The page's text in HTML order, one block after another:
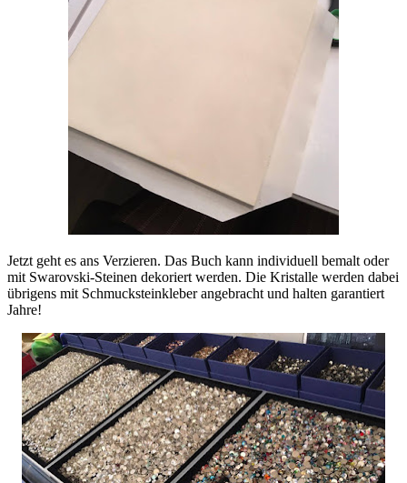
Jetzt geht es ans Verzieren. Das Buch kann individuell bemalt oder
mit Swarovski-Steinen dekoriert werden. Die Kristalle werden dabei
übrigens mit Schmucksteinkleber angebracht und halten garantiert
Jahre!